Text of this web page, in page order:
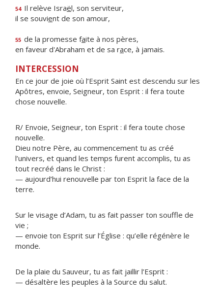
54 Il relève Israël, son serviteur,
il se souvient de son amour,
55 de la promesse faite à nos pères,
en faveur d'Abraham et de sa race, à jamais.
INTERCESSION
En ce jour de joie où l’Esprit Saint est descendu sur les
Apôtres, envoie, Seigneur, ton Esprit : il fera toute
chose nouvelle.
R/ Envoie, Seigneur, ton Esprit : il fera toute chose
nouvelle.
Dieu notre Père, au commencement tu as créé
l’univers, et quand les temps furent accomplis, tu as
tout recréé dans le Christ :
— aujourd’hui renouvelle par ton Esprit la face de la
terre.
Sur le visage d’Adam, tu as fait passer ton souffle de
vie ;
— envoie ton Esprit sur l’Église : qu’elle régénère le
monde.
De la plaie du Sauveur, tu as fait jaillir l’Esprit :
— désaltère les peuples à la Source du salut.